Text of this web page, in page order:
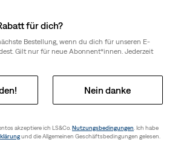
für dich?
Bestellung, wenn du dich für unseren E-
Gilt nur für neue Abonnent*innen. Jederzeit
Nein danke
akzeptiere ich LS&Co. Nutzungsbedingungen . Ich habe
und die Allgemeinen Geschäftsbedingungen gelesen.